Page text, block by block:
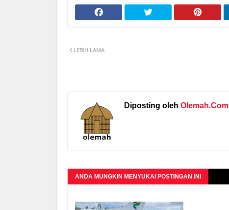
LEBIH LAMA
Diposting oleh Olemah.Com
ANDA MUNGKIN MENYUKAI POSTINGAN INI